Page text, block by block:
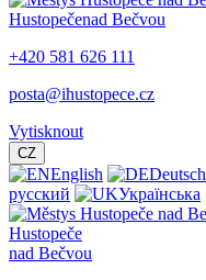
Hustopečenad Bečvou
+420 581 626 111
posta@ihustopece.cz
Vytisknout
CZ
English Deutsch
русский
Українська
Hustopeče
nad Bečvou